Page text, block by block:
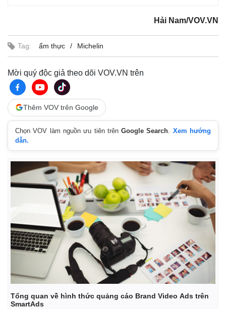
Vụ án
Tin nóng
Tư vấn luật
Vũ khí
Việt Nam
Phân tích
Hải Nam/VOV.VN
Tag: ẩm thực Michelin
Mời quý độc giả theo dõi VOV.VN trên
Thêm VOV trên Google
Chọn VOV làm nguồn ưu tiên trênGoogle Search
Xem hướng
dẫn.
Tổng quan về hình thức quảng cáo Brand Video Ads trên
SmartAds